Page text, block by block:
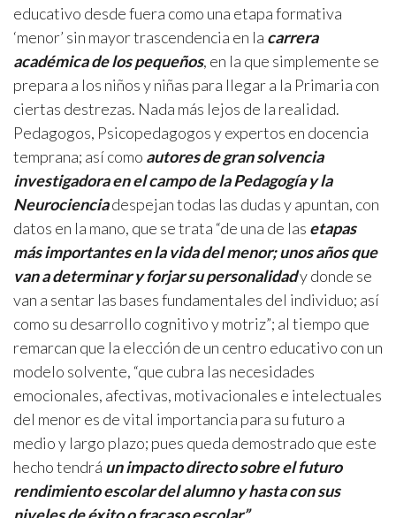
educativo desde fuera como una etapa formativa
‘menor’ sin mayor trascendencia en la carrera
académica de los pequeños, en la que simplemente se
prepara a los niños y niñas para llegar a la Primaria con
ciertas destrezas. Nada más lejos de la realidad.
Pedagogos, Psicopedagogos y expertos en docencia
temprana; así como autores de gran solvencia
investigadora en el campo de la Pedagogía y la
Neurocienciadespejan todas las dudas y apuntan, con
datos en la mano, que se trata “de una de las etapas
más importantes en la vida del menor; unos años que
van a determinar y forjar su personalidady donde se
van a sentar las bases fundamentales del individuo; así
como su desarrollo cognitivo y motriz”; al tiempo que
remarcan que la elección de un centro educativo con un
modelo solvente, “que cubra las necesidades
emocionales, afectivas, motivacionales e intelectuales
del menor es de vital importancia para su futuro a
medio y largo plazo; pues queda demostrado que este
hecho tendrá un impacto directo sobre el futuro
rendimiento escolar del alumno y hasta con sus
niveles de éxito o fracaso escolar”.